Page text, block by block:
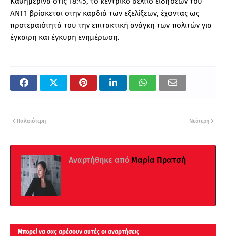
ΑΝΤ1 βρίσκεται στην καρδιά των εξελίξεων, έχοντας ως
προτεραιότητά του την επιτακτική ανάγκη των πολιτών για
έγκαιρη και έγκυρη ενημέρωση.
Νεότερη
Παλαιότερη
Αναρτήθηκε από Μαρία Πρατσή
Μπορεί να σας αρέσουν αυτές οι αναρτήσεις